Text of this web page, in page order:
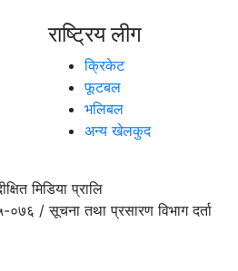
राष्ट्रिय लीग
क्रिकेट
फूटबल
भलिबल
अन्य खेलकुद
मिडिया प्रालि
०७६ / सूचना तथा प्रसारण विभाग दर्ता